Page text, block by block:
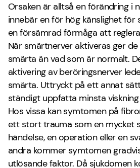
Orsaken är alltså en förändring i
innebär en för hög känslighet för
en försämrad förmåga att
När smärtnerver aktiveras ger
smärta än vad som är normalt.
aktivering av beröringsnerver
smärta. Uttryckt på ett annat
ständigt uppfatta minsta
Hos vissa kan symtomen på
ett stort trauma som en mycket
händelse, en operation eller en
andra kommer symtomen
utlösande faktor. Då sjukdomen